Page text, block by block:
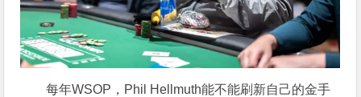
每年WSOP，Phil Hellmuth能不能刷新自己的金手